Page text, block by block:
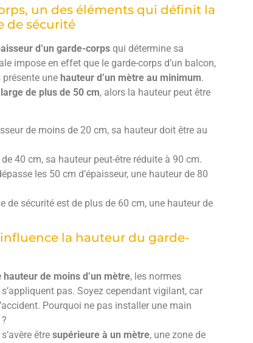
un des éléments qui définit la
de sécurité
d’un garde-corps qui détermine sa
impose en effet que le garde-corps d’un balcon,
une hauteur d’un mètre au minimum.
large de plus de 50 cm, alors la hauteur peut être
de moins de 20 cm, sa hauteur doit être au
40 cm, sa hauteur peut-être réduite à 90 cm.
les 50 cm d’épaisseur, une hauteur de 80
de sécurité est de plus de 60 cm, une hauteur de
la hauteur du garde-
hauteur de moins d’un mètre, les normes
pas. Soyez cependant vigilant, car
Pourquoi ne pas installer une main
être supérieure à un mètre, une zone de